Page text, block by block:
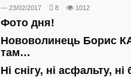
— 23/02/2017 8 1012
Фото дня!
Нововолинець Борис
там…
Ні снігу, ні асфальту,